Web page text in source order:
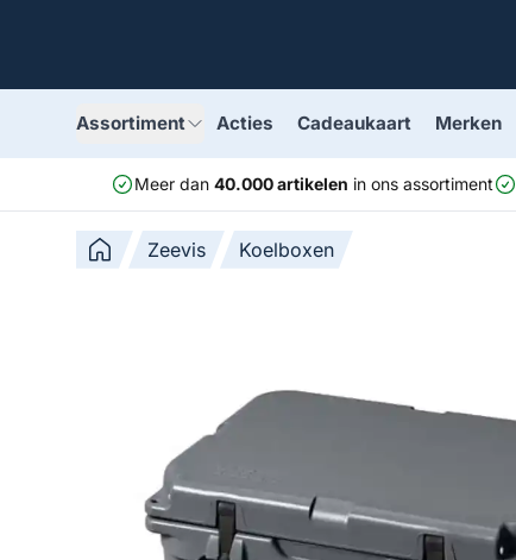
Assortiment Acties Cadeaukaart Merken
Meer dan 40.000 artikelen in ons assortiment
Zeevis Koelboxen